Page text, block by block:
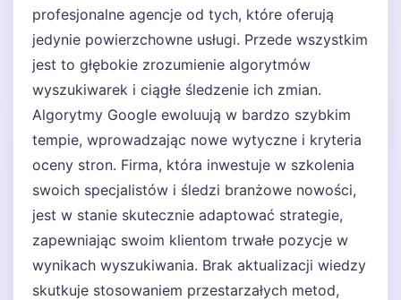
profesjonalne agencje od tych, które oferują
jedynie powierzchowne usługi. Przede wszystkim
jest to głębokie zrozumienie algorytmów
wyszukiwarek i ciągłe śledzenie ich zmian.
Algorytmy Google ewoluują w bardzo szybkim
tempie, wprowadzając nowe wytyczne i kryteria
oceny stron. Firma, która inwestuje w szkolenia
swoich specjalistów i śledzi branżowe nowości,
jest w stanie skutecznie adaptować strategie,
zapewniając swoim klientom trwałe pozycje w
wynikach wyszukiwania. Brak aktualizacji wiedzy
skutkuje stosowaniem przestarzałych metod,